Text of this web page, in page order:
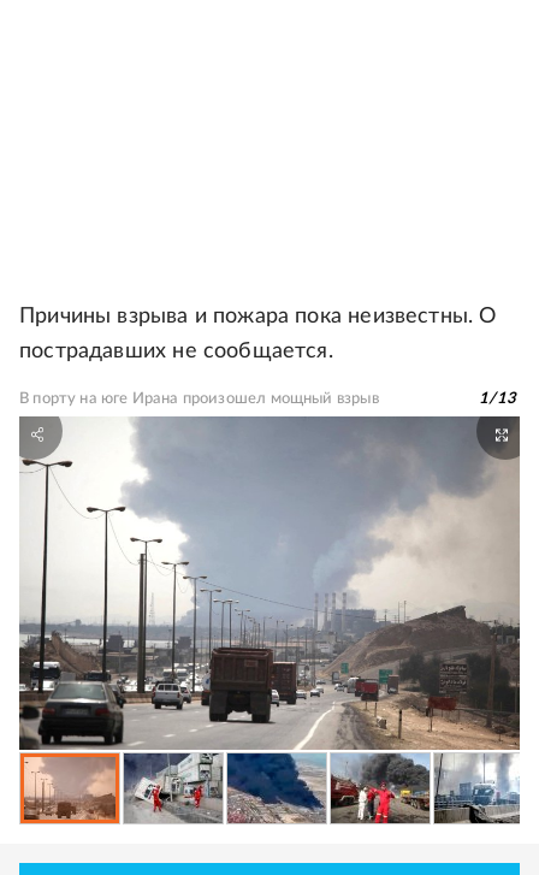
Причины взрыва и пожара пока неизвестны. О
пострадавших не сообщается.
В порту на юге Ирана произошел мощный взрыв 1/13